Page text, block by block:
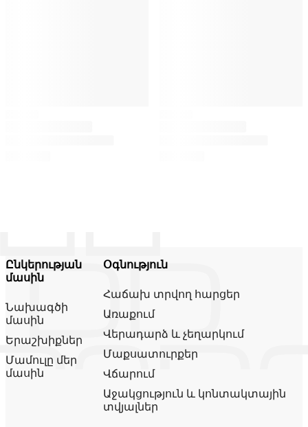
Ընկերության
մասին
Նախագծի
մասին
Երաշխիքներ
Մամուլը մեր
մասին
Օգնություն
Հաճախ տրվող հարցեր
Առաքում
Վերադարձ և չեղարկում
Մաքսատուրքեր
Վճարում
Աջակցություն և կոնտակտային
տվյալներ